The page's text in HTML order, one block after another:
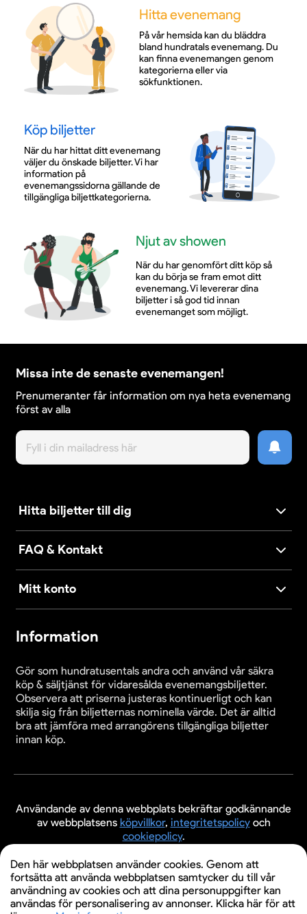
Hitta evenemang
På vår hemsida kan du bläddra
bland hundratals evenemang. Du
kan finna evenemangen genom
kategorierna eller via
sökfunktionen.
Köp biljetter
När du har hittat ditt evenemang
väljer du önskade biljetter. Vi har
information på
evenemangssidorna gällande de
tillgängliga biljettkategorierna.
Njut av showen
När du har genomfört ditt köp så
kan du börja se fram emot ditt
evenemang. Vi levererar dina
biljetter i så god tid innan
evenemanget som möjligt.
Missa inte de senaste evenemangen!
Prenumeranter får information om nya heta evenemang
först av alla
Hitta biljetter till dig
FAQ & Kontakt
Mitt konto
Information
Gör som hundratusentals andra och använd vår säkra
köp & säljtjänst för vidaresålda evenemangsbiljetter.
Observera att priserna justeras kontinuerligt och kan
skilja sig från biljetternas nominella värde. Det är alltid
bra att jämföra med arrangörens tillgängliga biljetter
innan köp.
Användande av denna webbplats bekräftar godkännande
av webbplatsens köpvillkor, integritetspolicyoch
cookiepolicy.
© 2026 Evenemangsbiljetter.se
Den här webbplatsen använder cookies. Genom att
fortsätta att använda webbplatsen samtycker du till vår
användning av cookies och att dina personuppgifter kan
användas för personalisering av annonser. Klicka här för att